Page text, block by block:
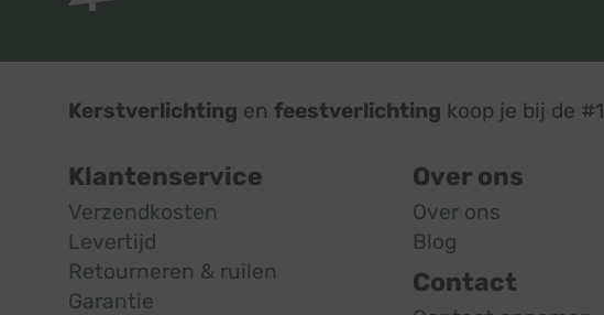
Kerstverlichting en feestverlichting koop je bij de #1
Klantenservice
Verzendkosten
Levertijd
Retourneren & ruilen
Garantie
Over ons
Over ons
Blog
Contact